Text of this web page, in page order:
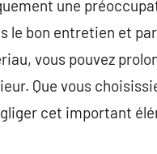
une
bon entretien et
vous pouvez
Que vous
cet important